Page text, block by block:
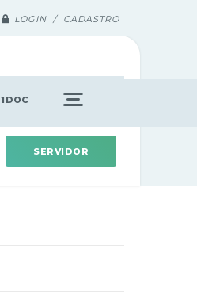
LOGIN / CADASTRO
1DOC
SERVIDOR